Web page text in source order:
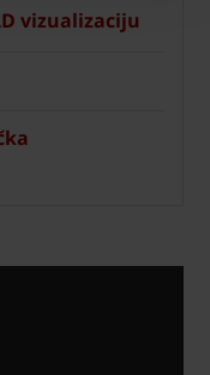
vizualizaciju